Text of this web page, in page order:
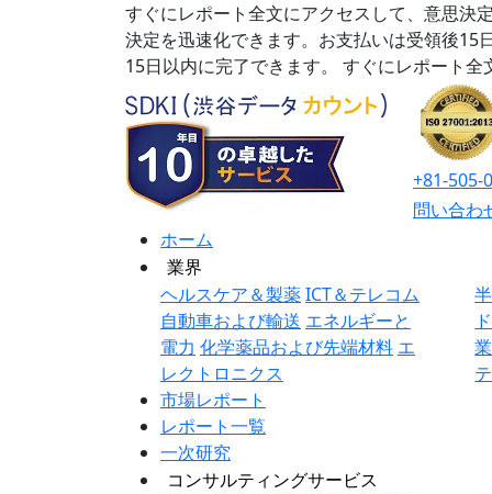
すぐにレポート全文にアクセスして、意思決
決定を迅速化できます。お支払いは受領後15
15日以内に完了できます。
すぐにレポート全
+81-505-
問い合わ
ホーム
業界
ヘルスケア＆製薬ICT＆テレコム
自動車および輸送 エネルギーと
電力 化学薬品および先端材料 エ
レクトロニクス
ド
市場レポート
レポート一覧
一次研究
コンサルティングサービス